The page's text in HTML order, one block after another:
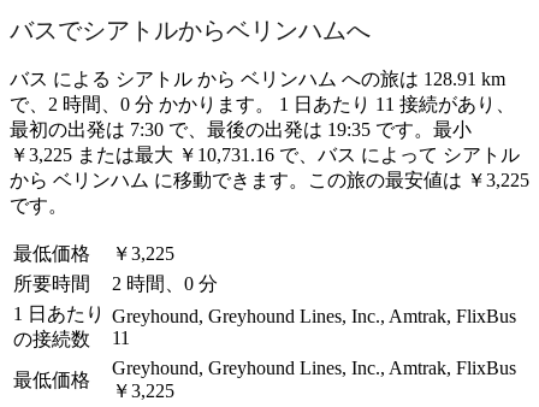
バスでシアトルからベリンハムへ
バス による シアトル から ベリンハム への旅は 128.91 km
で、2 時間、0 分 かかります。 1 日あたり 11 接続があり、
最初の出発は 7:30 で、最後の出発は 19:35 です。最小
￥3,225 または最大 ￥10,731.16 で、バス によって シアトル
から ベリンハム に移動できます。この旅の最安値は ￥3,225
です。
最低価格
￥3,225
所要時間
2 時間、0 分
1 日あたり
の接続数
Greyhound, Greyhound Lines, Inc., Amtrak, FlixBus
11
最低価格
Greyhound, Greyhound Lines, Inc., Amtrak, FlixBus
￥3,225